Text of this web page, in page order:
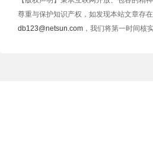
尊重与保护知识产权，如发现本站文章存
db123@netsun.com ，我们将第一时间核